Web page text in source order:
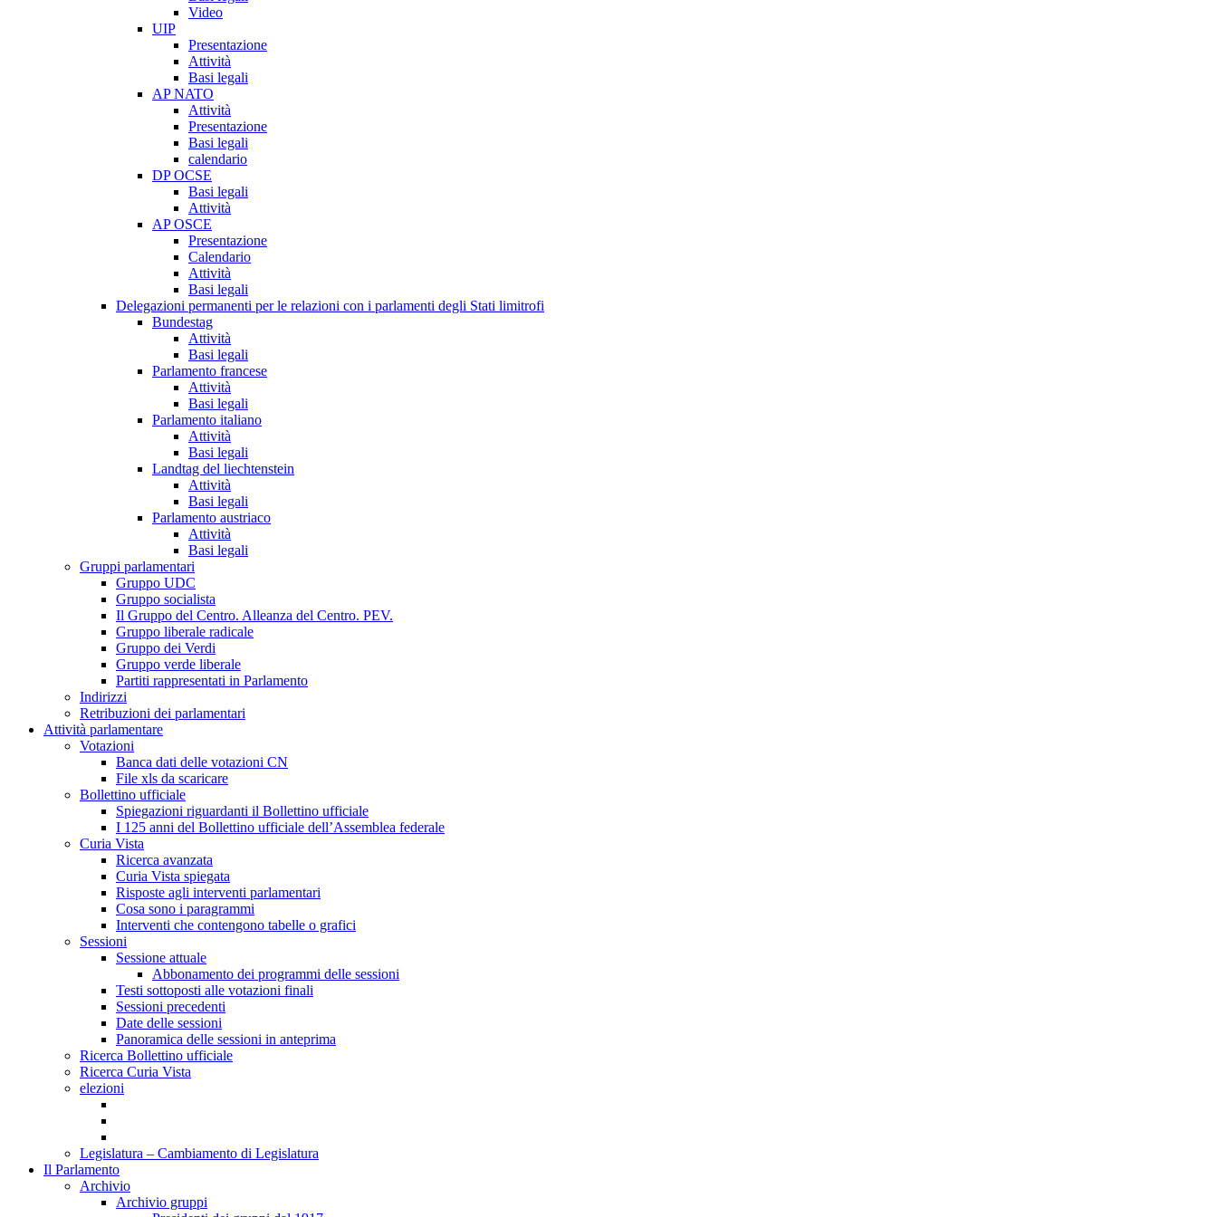
Video
UIP
Presentazione
Attività
Basi legali
AP NATO
Attività
Presentazione
Basi legali
calendario
DP OCSE
Basi legali
Attività
AP OSCE
Presentazione
Calendario
Attività
Basi legali
Delegazioni permanenti per le relazioni con i parlamenti degli Stati limitrofi
Bundestag
Attività
Basi legali
Parlamento francese
Attività
Basi legali
Parlamento italiano
Attività
Basi legali
Landtag del liechtenstein
Attività
Basi legali
Parlamento austriaco
Attività
Basi legali
Gruppi parlamentari
Gruppo UDC
Gruppo socialista
Il Gruppo del Centro. Alleanza del Centro. PEV.
Gruppo liberale radicale
Gruppo dei Verdi
Gruppo verde liberale
Partiti rappresentati in Parlamento
Indirizzi
Retribuzioni dei parlamentari
Attività parlamentare
Votazioni
Banca dati delle votazioni CN
File xls da scaricare
Bollettino ufficiale
Spiegazioni riguardanti il Bollettino ufficiale
I 125 anni del Bollettino ufficiale dell’Assemblea federale
Curia Vista
Ricerca avanzata
Curia Vista spiegata
Risposte agli interventi parlamentari
Cosa sono i paragrammi
Interventi che contengono tabelle o grafici
Sessioni
Sessione attuale
Abbonamento dei programmi delle sessioni
Testi sottoposti alle votazioni finali
Sessioni precedenti
Date delle sessioni
Panoramica delle sessioni in anteprima
Ricerca Bollettino ufficiale
Ricerca Curia Vista
elezioni
Legislatura – Cambiamento di Legislatura
Il Parlamento
Archivio
Archivio gruppi